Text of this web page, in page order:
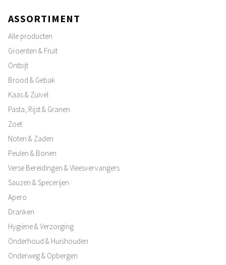
ASSORTIMENT
Alle producten
Groenten & Fruit
Ontbijt
Brood & Gebak
Kaas & Zuivel
Pasta, Rijst & Granen
Zoet
Noten & Zaden
Peulen & Bonen
Verse Bereidingen & Vleesvervangers
Sauzen & Specerijen
Apero
Dranken
Hygiëne & Verzorging
Onderhoud & Huishouden
Onderweg & Opbergen